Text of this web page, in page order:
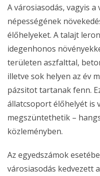
A városiasodás, vagyis
népességének
élőhelyeket. A talajt
idegenhonos
területen aszfalttal,
illetve sok helyen az év
pázsitot tartanak fenn.
állatcsoport élőhelyét is
megszüntethetik –
közleményben.
Az egyedszámok
városiasodás kedvezett